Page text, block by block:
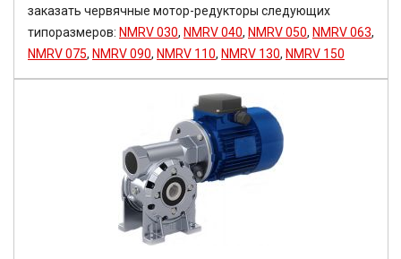
90,7
100
116,5
заказать червячные мотор-редукторы следующих
типоразмеров: NMRV 030, NMRV 040, NMRV 050, NMRV 063,
NMRV 075, NMRV 090, NMRV 110, NMRV 130, NMRV 150